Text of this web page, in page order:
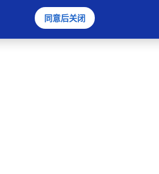
同意后关闭